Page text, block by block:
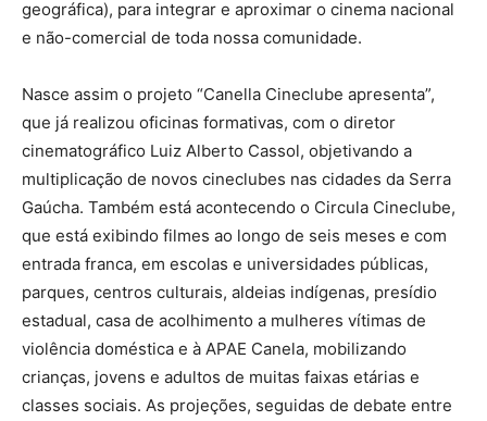
geográfica), para integrar e aproximar o cinema nacional
e não-comercial de toda nossa comunidade.
Nasce assim o projeto “Canella Cineclube apresenta”,
que já realizou oficinas formativas, com o diretor
cinematográfico Luiz Alberto Cassol, objetivando a
multiplicação de novos cineclubes nas cidades da Serra
Gaúcha. Também está acontecendo o Circula Cineclube,
que está exibindo filmes ao longo de seis meses e com
entrada franca, em escolas e universidades públicas,
parques, centros culturais, aldeias indígenas, presídio
estadual, casa de acolhimento a mulheres vítimas de
violência doméstica e à APAE Canela, mobilizando
crianças, jovens e adultos de muitas faixas etárias e
classes sociais. As projeções, seguidas de debate entre